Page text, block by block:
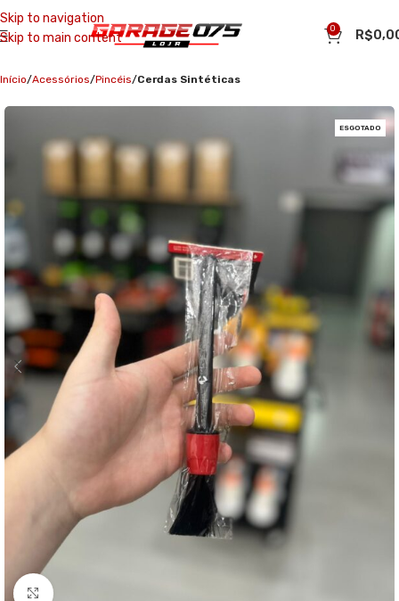
Skip to navigation
Skip to main content
0 R$
Início Acessórios Pincéis Cerdas Sintéticas
ESGOTADO
Clique para ampliar